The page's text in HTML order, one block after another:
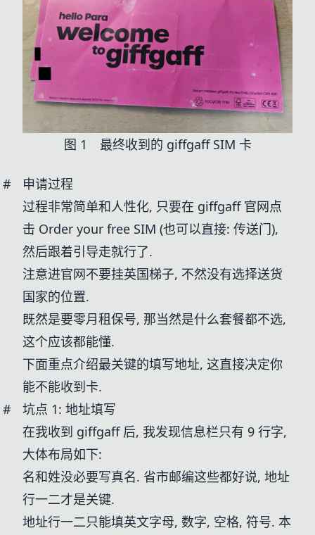
图 1 最终收到的 giffgaff SIM 卡
#
申请过程
过程非常简单和人性化, 只要在 giffgaff 官网点
击 Order your free SIM (也可以直接: 传送门),
然后跟着引导走就行了.
注意进官网不要挂英国梯子, 不然没有选择送货
国家的位置.
既然是要零月租保号, 那当然是什么套餐都不选,
这个应该都能懂.
下面重点介绍最关键的填写地址, 这直接决定你
能不能收到卡.
#
坑点 1: 地址填写
在我收到 giffgaff 后, 我发现信息栏只有 9 行字,
大体布局如下:
名和姓没必要写真名. 省市邮编这些都好说, 地址
行一二才是关键.
地址行一二只能填英文字母, 数字, 空格, 符号. 本